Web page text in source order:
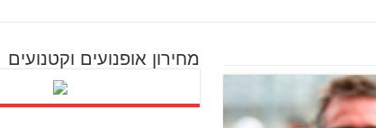
מחירון אופנועים וקטנועים